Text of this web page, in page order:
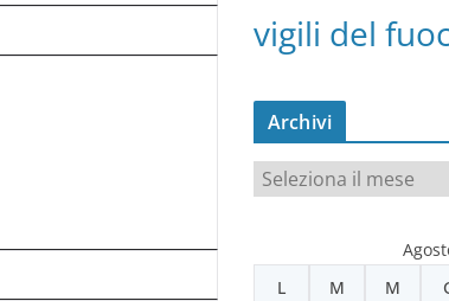
vigili del
Archivi
h
L
M M